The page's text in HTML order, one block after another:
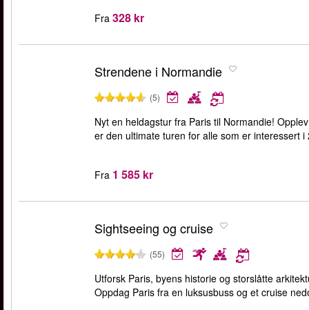
Fra 328 kr
Strendene i Normandie
(5)
Nyt en heldagstur fra Paris til Normandie!
er den ultimate turen for alle som er interessert
Fra 1 585 kr
Sightseeing og cruise
(55)
Utforsk Paris, byens historie og storslåtte
Oppdag Paris fra en luksusbuss og et cruise